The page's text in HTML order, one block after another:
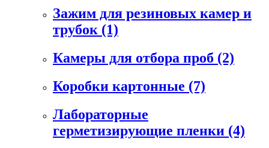
Зажим для резиновых камер и
трубок (1)
Камеры для отбора проб (2)
Коробки картонные (7)
Лабораторные
герметизирующие пленки (4)